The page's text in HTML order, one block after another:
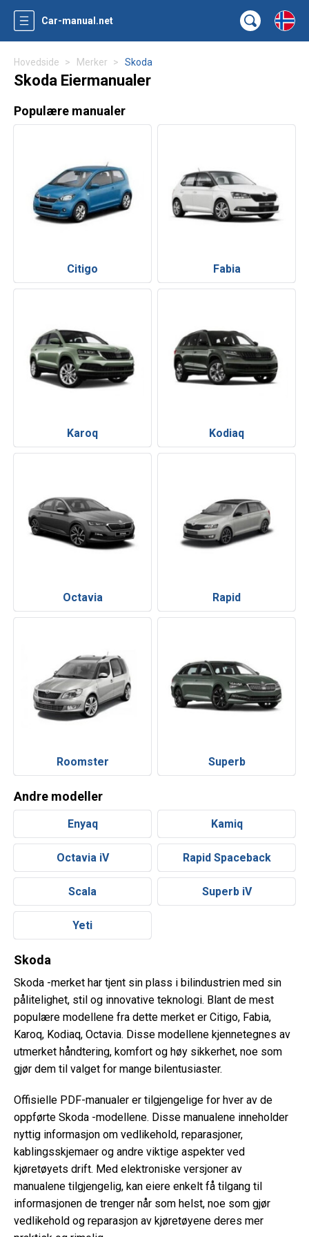
Car-manual.net
Hovedside Merker Skoda
Skoda Eiermanualer
Populære manualer
Citigo Fabia
Karoq Kodiaq
Octavia Rapid
Roomster Superb
Andre modeller
Enyaq Kamiq
Octavia iV Rapid Spaceback
Scala Superb iV
Yeti
Skoda
Skoda -merket har tjent sin plass i bilindustrien med sin
pålitelighet, stil og innovative teknologi. Blant de mest
populære modellene fra dette merket er Citigo, Fabia,
Karoq, Kodiaq, Octavia. Disse modellene kjennetegnes av
utmerket håndtering, komfort og høy sikkerhet, noe som
gjør dem til valget for mange bilentusiaster.
Offisielle PDF-manualer er tilgjengelige for hver av de
oppførte Skoda -modellene. Disse manualene inneholder
nyttig informasjon om vedlikehold, reparasjoner,
kablingsskjemaer og andre viktige aspekter ved
kjøretøyets drift. Med elektroniske versjoner av
manualene tilgjengelig, kan eiere enkelt få tilgang til
informasjonen de trenger når som helst, noe som gjør
vedlikehold og reparasjon av kjøretøyene deres mer